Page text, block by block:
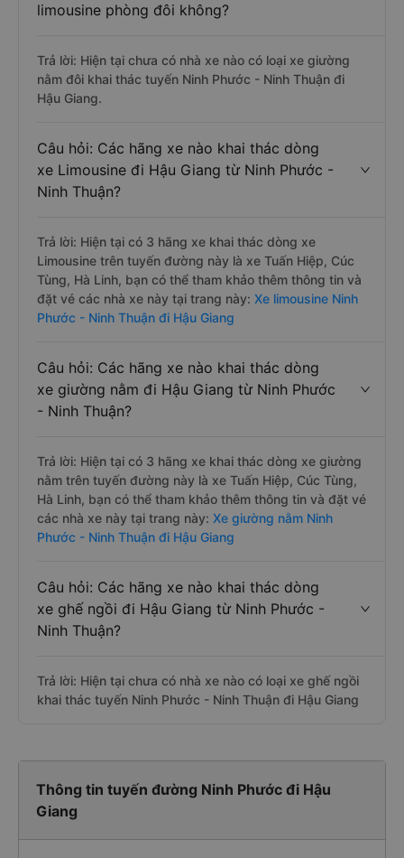
limousine phòng đôi không?
Trả lời: Hiện tại chưa có nhà xe nào có loại xe giường
nằm đôi khai thác tuyến Ninh Phước - Ninh Thuận đi
Hậu Giang.
Câu hỏi: Các hãng xe nào khai thác dòng
xe Limousine đi Hậu Giang từ Ninh Phước -
Ninh Thuận?
Trả lời: Hiện tại có 3 hãng xe khai thác dòng xe
Limousine trên tuyến đường này là xe Tuấn Hiệp, Cúc
Tùng, Hà Linh, bạn có thể tham khảo thêm thông tin và
đặt vé các nhà xe này tại trang này: Xe limousine Ninh
Phước - Ninh Thuận đi Hậu Giang
Câu hỏi: Các hãng xe nào khai thác dòng
xe giường nằm đi Hậu Giang từ Ninh Phước
- Ninh Thuận?
Trả lời: Hiện tại có 3 hãng xe khai thác dòng xe giường
nằm trên tuyến đường này là xe Tuấn Hiệp, Cúc Tùng,
Hà Linh, bạn có thể tham khảo thêm thông tin và đặt vé
các nhà xe này tại trang này: Xe giường nằm Ninh
Phước - Ninh Thuận đi Hậu Giang
Câu hỏi: Các hãng xe nào khai thác dòng
xe ghế ngồi đi Hậu Giang từ Ninh Phước -
Ninh Thuận?
Trả lời: Hiện tại chưa có nhà xe nào có loại xe ghế ngồi
khai thác tuyến Ninh Phước - Ninh Thuận đi Hậu Giang
Thông tin tuyến đường Ninh Phước đi Hậu
Giang